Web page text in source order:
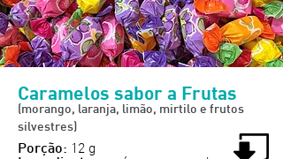
Caramelos sabor a Frutas
(morango, laranja, limão, mirtilo e frutos
silvestres)
Porção: 12 g